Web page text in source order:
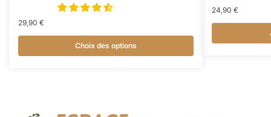
29,90 €
Choix des options
24,90 €